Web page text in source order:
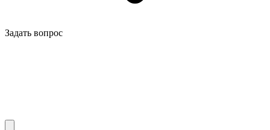
Задать вопрос